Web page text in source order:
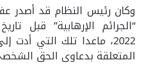
وكان رئيس النظام قد أصدر
2022، ماعدا تلك التي
المتعلقة بدعاوى الحق